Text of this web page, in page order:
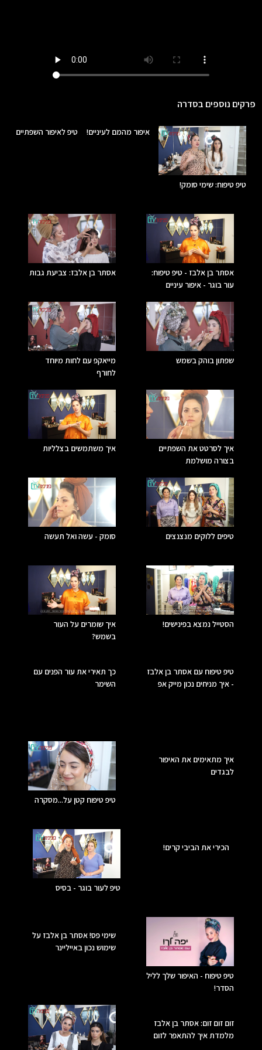
פרקים נוספים בסדרה
טיפ טיפוח: שימי סומק!
איפור מהמם לעיניים! טיפ לאיפור השפתיים
אסתר בן אלבז - טיפ טיפוח:
עור בוגר - איפור עיניים
אסתר בן אלבז: צביעת גבות
שפתון בוהק בשמש
מייאקפ עם לחות מיוחד
לחורף
איך לסרטט את השפתיים
בצורה מושלמת
איך משתמשים בצלליות
טיפים ללוקים מנצנצים סומק - עשה ואל תעשה
הסטייל נמצא בפינישים!
איך שומרים על העור
בשמש?
טיפ טיפוח עם אסתר בן אלבז
- איך מניחים נכון מייק אפ
כך תאירי את עור הפנים עם
השימר
איך מתאימים את האיפור
לבגדים
טיפ טיפוח קטן על...מסקרה
הכירי את הביבי קרים!
טיפ לעור בוגר - בסיס
טיפ טיפוח - האיפור שלך לליל
הסדר!
שימי פס! אסתר בן אלבז על
שימוש נכון באייליינר
זום זום זום: אסתר בן אלבז
מלמדת איך להתאפר לזום